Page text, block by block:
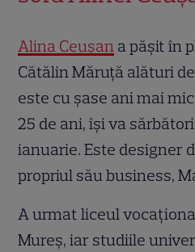
Alina Ceușan a pășit în
Cătălin Măruță alături
este cu șase ani mai
25 de ani, își va
ianuarie. Este designer
propriul său business,
A urmat liceul
Mureș, iar studiile